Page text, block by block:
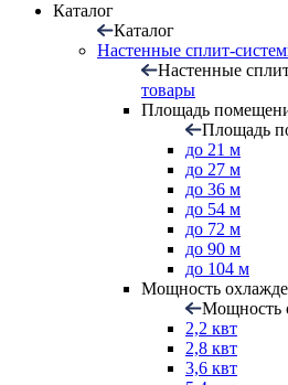
Каталог
Каталог
Настенные сплит-
Настенные
товары
Площадь
Площадь
до 21 м
до 27 м
до 36 м
до 54 м
до 72 м
до 90 м
до 104 м
Мощность
Мощность
2,2 квт
2,8 квт
3,6 квт